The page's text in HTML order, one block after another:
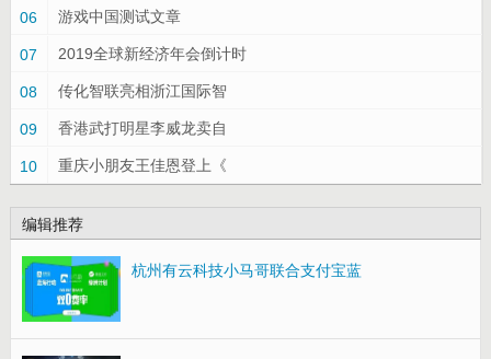
06 游戏中国测试文章
07 2019全球新经济年会倒计时
08 传化智联亮相浙江国际智
09 香港武打明星李威龙卖自
10 重庆小朋友王佳恩登上《
编辑推荐
杭州有云科技小马哥联合支付宝蓝